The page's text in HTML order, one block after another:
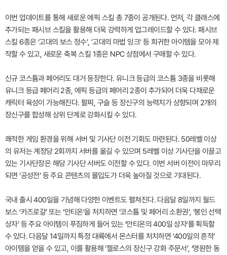
이번 업데이트를 통해 새로운 에픽 스킬 총 7종이 공개된다. 먼저, 각 클래스에
추가되는 패시브 스킬을 활용해 더욱 강력하게 업그레이드할 수 있다. 패시브
스킬 6종은 ‘고대의 보스 정수’, '고대의 마법 잉크' 등 희귀한 아이템을 모아 제
작할 수 있고, 새로운 축복 스킬 1종은 NPC 상점에서 구매할 수 있다.
신규 코스튬과 페어리도 대거 등장한다. 유니크 등급의 코스튬 3종을 비롯해
유니크 등급 페어리 2종, 에픽 등급의 페어리 2종이 추가되어 더욱 다채로운
캐릭터 육성이 가능해진다. 팔찌, 구슬 등 장신구의 능력치가 상향되며 2개의
장신구를 합성해 상위 단계로 강화시킬 수 있다.
쾌적한 게임 환경을 위해 서버 및 기사단 이전 기회도 마련된다. 50레벨 이상
의 유저는 계정당 2회까지 서버를 옮길 수 있으며 5레벨 이상 기사단을 이끌고
있는 기사단장은 해당 기사단 서버도 이전할 수 있다. 이번 서버 이전이 마무리
되면 ‘공성전’ 등 주요 콘텐츠의 몰입도가 더욱 높아질 것으로 기대된다.
국내 출시 400일을 기념해 다양한 이벤트도 펼쳐진다. 다음달 8일까지 월드
보스 ‘카즈로갈’ 또는 ‘안티온’을 처치하면 ‘코스튬 및 페어리 소환권’, ‘봉인 선택
상자’ 등 주요 아이템이 푸짐하게 들어 있는 ‘안티온의 400일 상자’를 획득할
수 있다. 다음달 14일까지 특정 대륙에서 몬스터를 처치하면 ‘400일의 흔적’
아이템을 얻을 수 있고, 이를 활용해 ‘젤로스의 장신구 강화 주문서’, ‘영원한 동